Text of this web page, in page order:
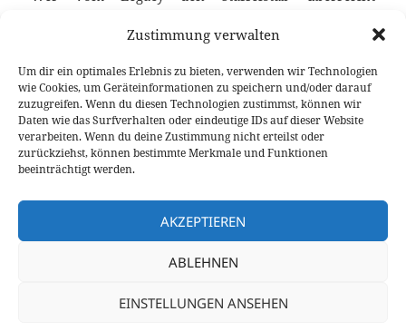
Zustimmung verwalten
Um dir ein optimales Erlebnis zu bieten, verwenden wir Technologien
wie Cookies, um Geräteinformationen zu speichern und/oder darauf
zuzugreifen. Wenn du diesen Technologien zustimmst, können wir
Daten wie das Surfverhalten oder eindeutige IDs auf dieser Website
verarbeiten. Wenn du deine Zustimmung nicht erteilst oder
zurückziehst, können bestimmte Merkmale und Funktionen
beeinträchtigt werden.
AKZEPTIEREN
ABLEHNEN
EINSTELLUNGEN ANSEHEN
erfolgreiche Subaru Legacy wird in Europa nicht
neue Subaru Levorg die Stellung und überzeugt mit
neuem Design, typischen Subaru Statuten und
einem leichten Hang zum WRX. Unter der Haube
werkelt ein neuer Vierzylinder Boxermotor mit 1,6-
Liter Hubraum, der seine Kraft natürlich über
Getriebe,Subaru